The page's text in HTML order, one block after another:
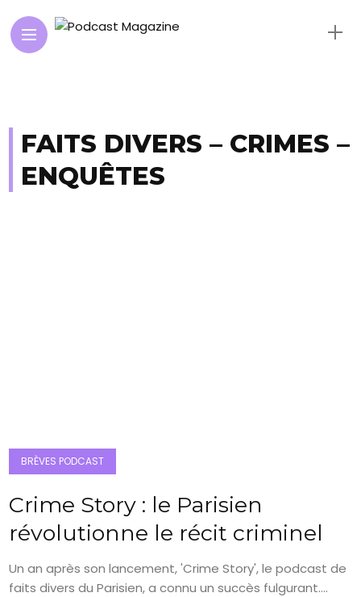
FAITS DIVERS – CRIMES –
ENQUÊTES
BRÈVES PODCAST
Crime Story : le Parisien
révolutionne le récit criminel
Un an après son lancement, 'Crime Story', le podcast de
faits divers du Parisien, a connu un succès fulgurant....